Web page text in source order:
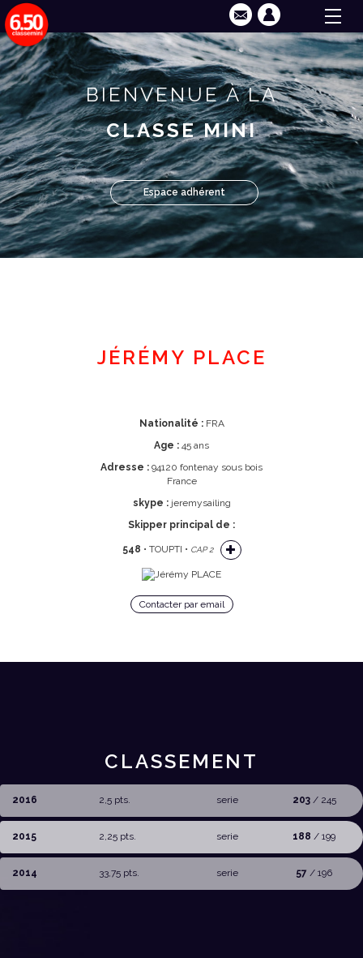
BIENVENUE À LA
CLASSE MINI
Espace adhérent
JÉRÉMY PLACE
Nationalité :FRA
Age : 45 ans
Adresse : 94120 fontenay sous bois
France
skype :jeremysailing
Skipper principal de :
548 • TOUPTI • CAP 2
Contacter par email
CLASSEMENT
2016 2,5 pts. serie 203/ 245
2015 2,25 pts. serie 188 / 199
2014 33,75 pts. serie 57 / 196